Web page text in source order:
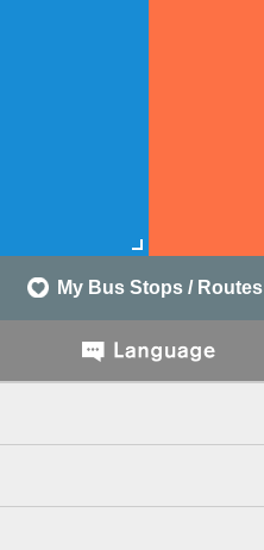
My Bus Stops / Routes